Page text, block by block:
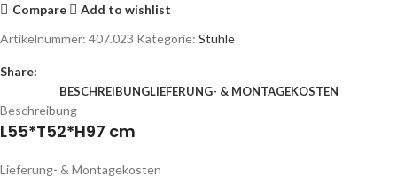
Compare
Add to wishlist
Artikelnummer: 407.023 Kategorie: Stühle
Share:
BESCHREIBUNGLIEFERUNG- & MONTAGEKOSTEN
Beschreibung
L55*T52*H97 cm
Lieferung- & Montagekosten